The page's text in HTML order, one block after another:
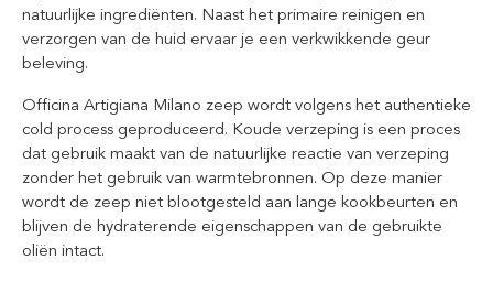
natuurlijke ingrediënten. Naast het primaire reinigen en
verzorgen van de huid ervaar je een verkwikkende geur
beleving.
Officina Artigiana Milano zeep wordt volgens het authentieke
cold process geproduceerd. Koude verzeping is een proces
dat gebruik maakt van de natuurlijke reactie van verzeping
zonder het gebruik van warmtebronnen. Op deze manier
wordt de zeep niet blootgesteld aan lange kookbeurten en
blijven de hydraterende eigenschappen van de gebruikte
oliën intact.